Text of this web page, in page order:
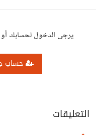
يرجى الدخول لحسابك
حساب
التعليقات